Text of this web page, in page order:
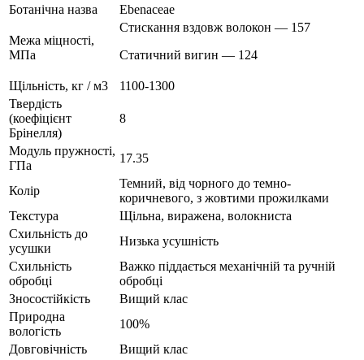
Ботанічна назва Ebenaceae
Межа міцності,
МПа
Стискання вздовж волокон — 157
Статичний вигин — 124
Щільність, кг / м3
1100-1300
Твердість
(коефіцієнт
Брінелля)
8
Модуль пружності,
ГПа
17.35
Колір
Темний, від чорного до темно-
коричневого, з жовтими прожилками
Текстура
Щільна, виражена, волокниста
Схильність до
усушки
Низька усушність
Схильність
обробці
Важко піддається механічній та ручній
обробці
Зносостійкість
Вищий клас
Природна
вологість
100%
Довговічність
Вищий клас